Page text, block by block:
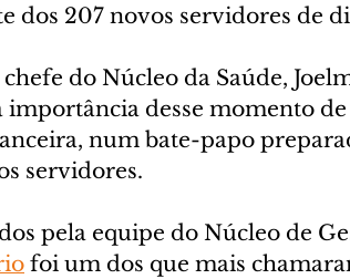
dos 207 novos servidores de
do Núcleo da Saúde,
desse momento
num bate-papo
servidores.
pela equipe do Núcleo de
foi um dos que mais